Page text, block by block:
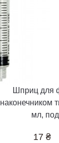
Шприц для
наконечником
мл,
17 ₴